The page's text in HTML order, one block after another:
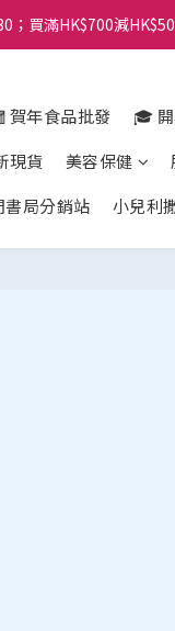
；買滿HK$700減
賀年食品批發 🎓
現貨 美容保健
書局分銷站 小兒利